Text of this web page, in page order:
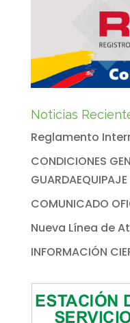
Noticias
Reglamento
CONDICIONES
GUARDAEQUIPAJE
COMUNICADO
Nueva Línea de
INFORMACIÓN